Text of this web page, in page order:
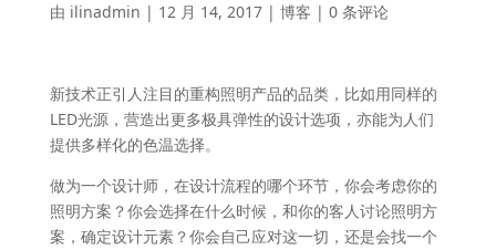
由 ilinadmin | 12 月 14, 2017| 博客 | 0 条评论
新技术正引人注目的重构照明产品的品类，比如用同样的
LED光源，营造出更多极具弹性的设计选项，亦能为人们
提供多样化的色温选择。
做为一个设计师，在设计流程的哪个环节，你会考虑你的
照明方案？你会选择在什么时候，和你的客人讨论照明方
案，确定设计元素？你会自己应对这一切，还是会找一个